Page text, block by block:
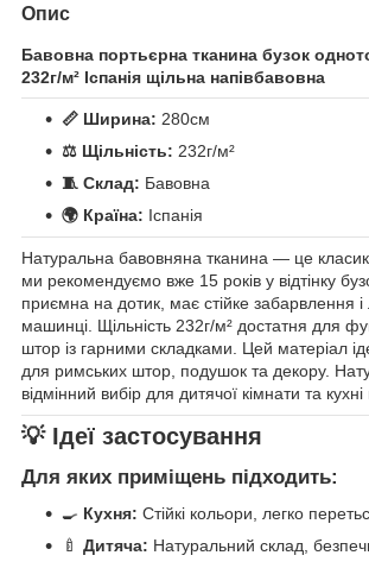
Опис
Бавовна портьєрна тканина бузок
232г/м² Іспанія щільна напівбавовна
📏 Ширина: 280см
⚖️ Щільність: 232г/м²
🧵 Склад: Бавовна
🌍 Країна: Іспанія
Натуральна бавовняна тканина — це
ми рекомендуємо вже 15 років у відтінку
приємна на дотик, має стійке забарвлення і
машинці. Щільність 232г/м² достатня для
штор із гарними складками. Цей матеріал
для римських штор, подушок та декору.
відмінний вибір для дитячої кімнати та кухні
💡 Ідеї застосування
Для яких приміщень підходить:
🍳 Кухня: Стійкі кольори, легко
🍼 Дитяча: Натуральний склад,